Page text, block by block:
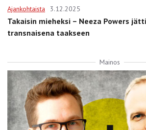
Ajankohtaista 3.12.2025
Takaisin mieheksi – Neeza Powers
transnaisena taakseen
Mainos